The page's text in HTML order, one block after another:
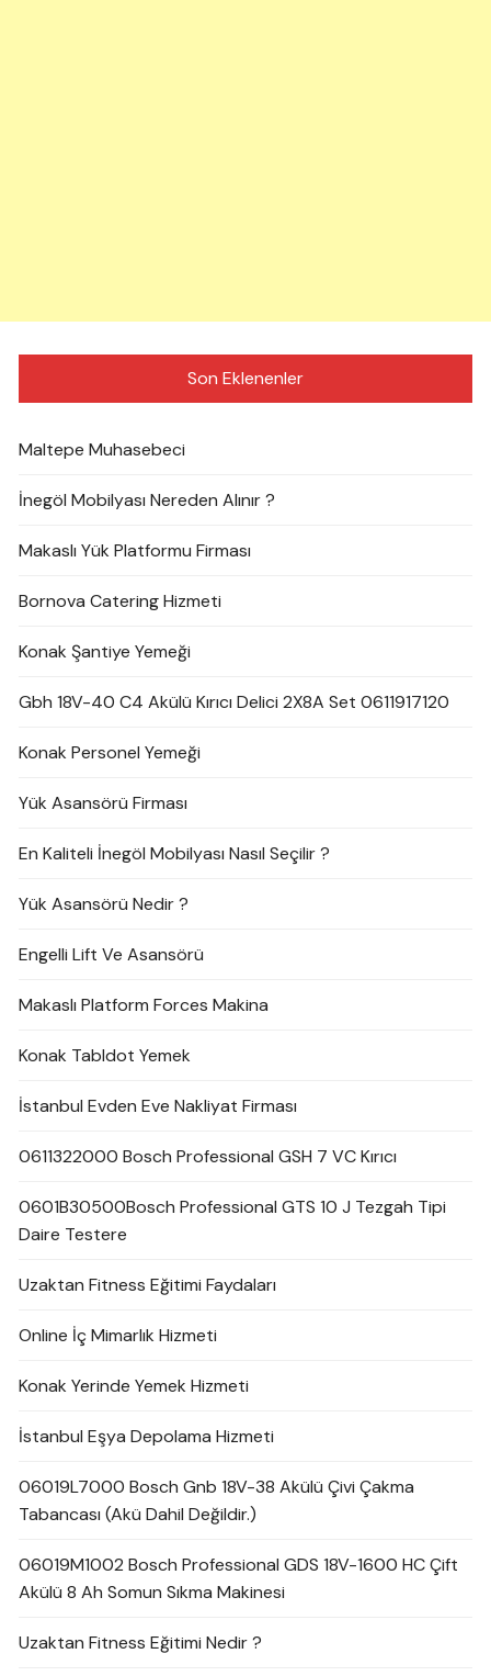
Son Eklenenler
Maltepe Muhasebeci
İnegöl Mobilyası Nereden Alınır ?
Makaslı Yük Platformu Firması
Bornova Catering Hizmeti
Konak Şantiye Yemeği
Gbh 18V-40 C4 Akülü Kırıcı Delici 2X8A Set 0611917120
Konak Personel Yemeği
Yük Asansörü Firması
En Kaliteli İnegöl Mobilyası Nasıl Seçilir ?
Yük Asansörü Nedir ?
Engelli Lift Ve Asansörü
Makaslı Platform Forces Makina
Konak Tabldot Yemek
İstanbul Evden Eve Nakliyat Firması
0611322000 Bosch Professional GSH 7 VC Kırıcı
0601B30500Bosch Professional GTS 10 J Tezgah Tipi
Daire Testere
Uzaktan Fitness Eğitimi Faydaları
Online İç Mimarlık Hizmeti
Konak Yerinde Yemek Hizmeti
İstanbul Eşya Depolama Hizmeti
06019L7000 Bosch Gnb 18V-38 Akülü Çivi Çakma
Tabancası (Akü Dahil Değildir.)
06019M1002 Bosch Professional GDS 18V-1600 HC Çift
Akülü 8 Ah Somun Sıkma Makinesi
Uzaktan Fitness Eğitimi Nedir ?